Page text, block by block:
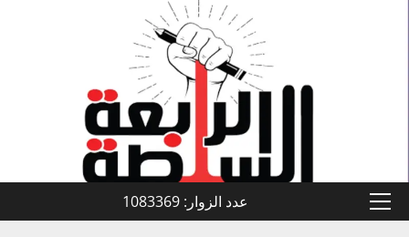
القائمة
عدد الزوار: 1083369